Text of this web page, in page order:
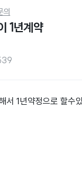
의
1년계약
서 1년약정으로 할수